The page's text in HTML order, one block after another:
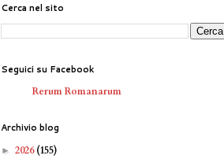
Cerca nel sito
Seguici su Facebook
Rerum Romanarum
Archivio blog
► 2026(155)